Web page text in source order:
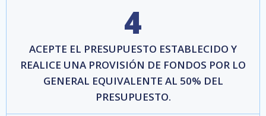
4
ACEPTE EL PRESUPUESTO ESTABLECIDO Y
REALICE UNA PROVISIÓN DE FONDOS POR LO
GENERAL EQUIVALENTE AL 50% DEL
PRESUPUESTO.